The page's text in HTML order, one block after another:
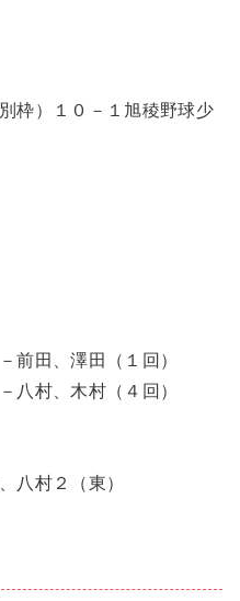
枠）１０－１旭稜野球少
前田、澤田（１回）
八村、木村（４回）
八村２（東）